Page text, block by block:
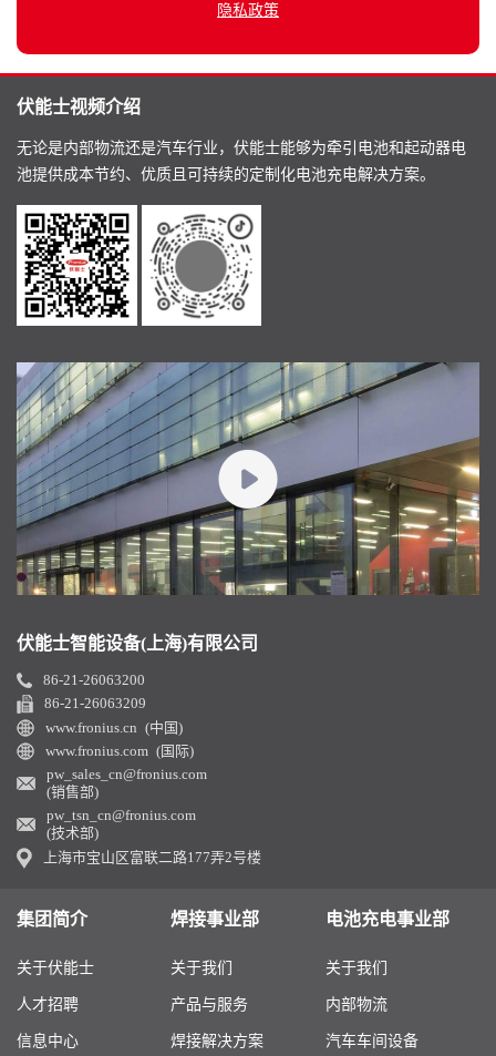
隐私政策
伏能士视频介绍
无论是内部物流还是汽车行业，伏能士能够为牵引电池和起动器电
池提供成本节约、优质且可持续的定制化电池充电解决方案。
伏能士智能设备(上海)有限公司
86-21-26063200
86-21-26063209
www.fronius.cn (中国)
www.fronius.com (国际)
pw_sales_cn@fronius.com
(销售部)
pw_tsn_cn@fronius.com
(技术部)
上海市宝山区富联二路177弄2号楼
集团简介
关于伏能士
人才招聘
信息中心
焊接事业部
关于我们
产品与服务
焊接解决方案
电池充电事业部
关于我们
内部物流
汽车车间设备